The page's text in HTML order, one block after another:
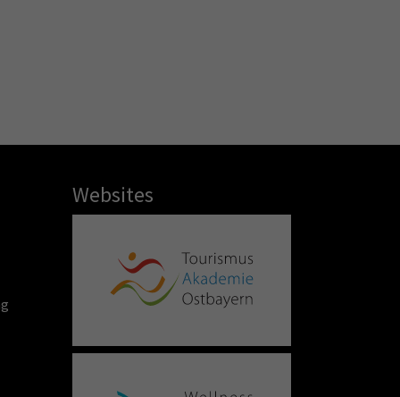
Websites